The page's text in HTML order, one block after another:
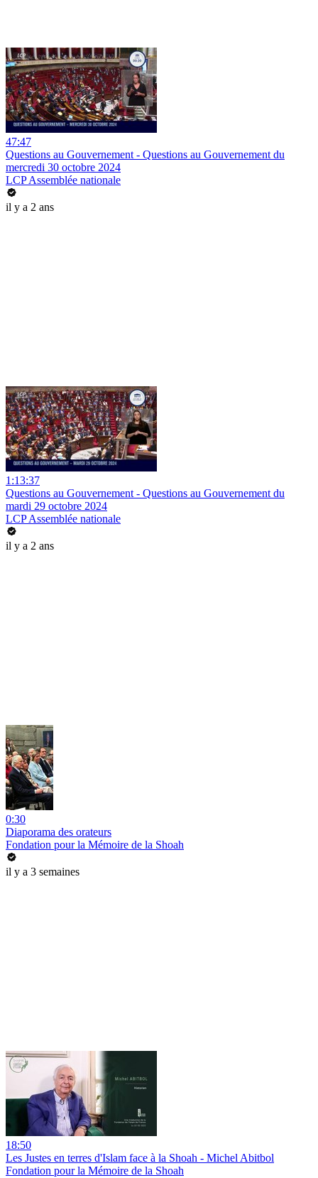
47:47
Questions au Gouvernement - Questions au Gouvernement du
mercredi 30 octobre 2024
LCP Assemblée nationale
il y a 2 ans
1:13:37
Questions au Gouvernement - Questions au Gouvernement du
mardi 29 octobre 2024
LCP Assemblée nationale
il y a 2 ans
0:30
Diaporama des orateurs
Fondation pour la Mémoire de la Shoah
il y a 3 semaines
18:50
Les Justes en terres d'Islam face à la Shoah - Michel Abitbol
Fondation pour la Mémoire de la Shoah